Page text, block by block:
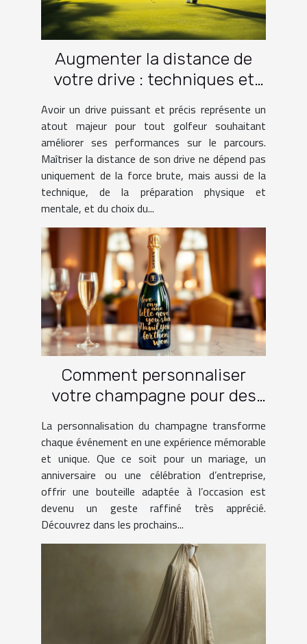
Augmenter la distance de
votre drive : techniques et
pratiques
Avoir un drive puissant et précis représente un
atout majeur pour tout golfeur souhaitant
améliorer ses performances sur le parcours.
Maîtriser la distance de son drive ne dépend pas
uniquement de la force brute, mais aussi de la
technique, de la préparation physique et
mentale, et du choix du...
Comment personnaliser
votre champagne pour des
La personnalisation du champagne transforme
chaque événement en une expérience mémorable
et unique. Que ce soit pour un mariage, un
anniversaire ou une célébration d’entreprise,
offrir une bouteille adaptée à l’occasion est
devenu un geste raffiné très apprécié.
Découvrez dans les prochains...